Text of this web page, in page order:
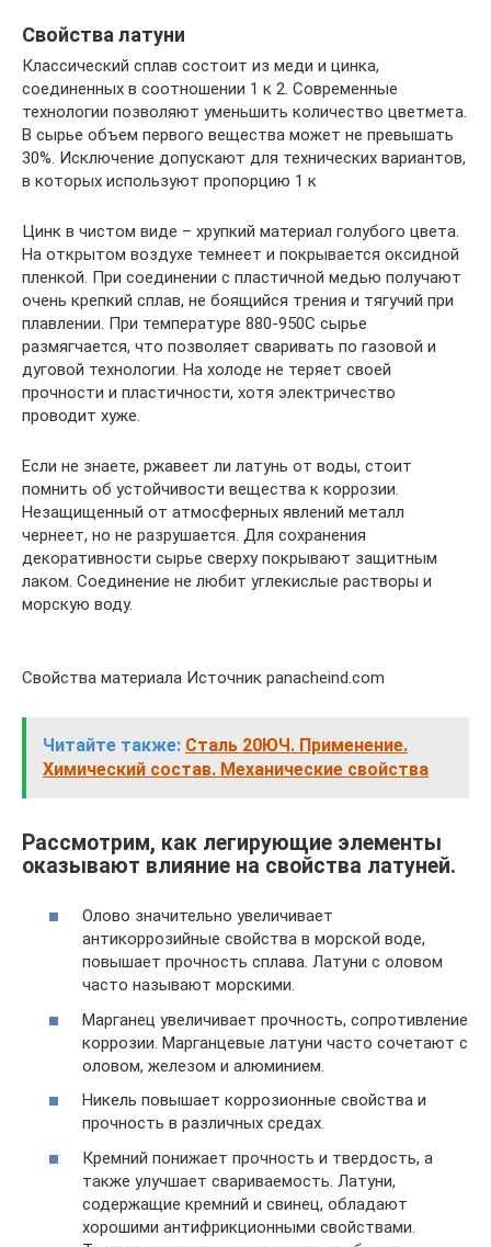
Свойства латуни
Классический сплав состоит из меди и цинка,
соединенных в соотношении 1 к 2. Современные
технологии позволяют уменьшить количество цветмета.
В сырье объем первого вещества может не превышать
30%. Исключение допускают для технических вариантов,
в которых используют пропорцию 1 к
Цинк в чистом виде – хрупкий материал голубого цвета.
На открытом воздухе темнеет и покрывается оксидной
пленкой. При соединении с пластичной медью получают
очень крепкий сплав, не боящийся трения и тягучий при
плавлении. При температуре 880-950С сырье
размягчается, что позволяет сваривать по газовой и
дуговой технологии. На холоде не теряет своей
прочности и пластичности, хотя электричество
проводит хуже.
Если не знаете, ржавеет ли латунь от воды, стоит
помнить об устойчивости вещества к коррозии.
Незащищенный от атмосферных явлений металл
чернеет, но не разрушается. Для сохранения
декоративности сырье сверху покрывают защитным
лаком. Соединение не любит углекислые растворы и
морскую воду.
Свойства материала Источник panacheind.com
Читайте также: Сталь 20ЮЧ. Применение.
Химический состав. Механические свойства
Рассмотрим, как легирующие элементы
оказывают влияние на свойства латуней.
Олово значительно увеличивает
антикоррозийные свойства в морской воде,
повышает прочность сплава. Латуни с оловом
часто называют морскими.
Марганец увеличивает прочность, сопротивление
коррозии. Марганцевые латуни часто сочетают с
оловом, железом и алюминием.
Никель повышает коррозионные свойства и
прочность в различных средах.
Кремний понижает прочность и твердость, а
также улучшает свариваемость. Латуни,
содержащие кремний и свинец, обладают
хорошими антифрикционными свойствами.